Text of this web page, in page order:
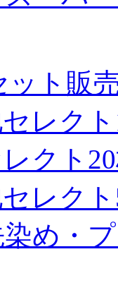
ット販
レク
クト
レク
め・